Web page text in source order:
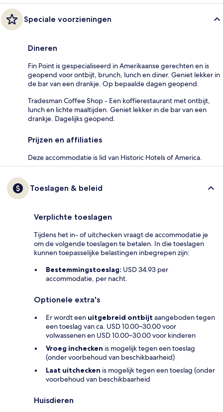
Speciale voorzieningen
Dineren
Fin Point is gespecialiseerd in Amerikaanse gerechten en is
geopend voor ontbijt, brunch, lunch en diner. Geniet lekker in
de bar van een drankje. Op bepaalde dagen geopend.
Tradesman Coffee Shop - Een koffierestaurant met ontbijt,
lunch en lichte maaltijden. Geniet lekker in de bar van een
drankje. Dagelijks geopend.
Prijzen en affiliaties
Deze accommodatie is lid van Historic Hotels of America.
Toeslagen & beleid
Verplichte toeslagen
Tijdens het in- of uitchecken vraagt de accommodatie je
om de volgende toeslagen te betalen. In die toeslagen
kunnen toepasselijke belastingen inbegrepen zijn:
Bestemmingstoeslag: USD 34.93 per
accommodatie, per nacht.
Optionele extra's
Er wordt een uitgebreid ontbijt aangeboden tegen
een toeslag van ca. USD 10.00–30.00 voor
volwassenen en USD 10.00–30.00 voor kinderen
Vroeg inchecken is mogelijk tegen een toeslag
(onder voorbehoud van beschikbaarheid)
Laat uitchecken is mogelijk tegen een toeslag (onder
voorbehoud van beschikbaarheid
Huisdieren